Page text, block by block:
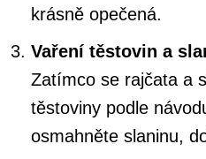
krásně opečená.
Vaření těstovin a
Zatímco se rajčata a
těstoviny podle
osmahněte slaninu,